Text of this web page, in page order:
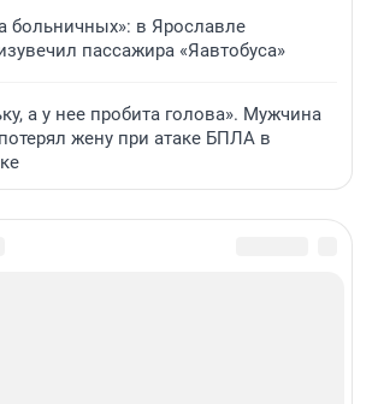
больничных»: в Ярославле
пассажира «Яавтобуса»
а у нее пробита голова». Мужчина
жену при атаке БПЛА в